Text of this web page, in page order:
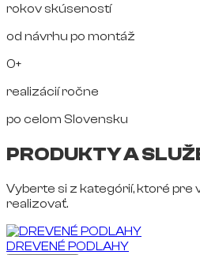
rokov skúseností
od návrhu po montáž
0+
realizácií ročne
po celom Slovensku
PRODUKTY A
Vyberte si z kategórií, ktoré pre
realizovať.
DREVENÉ PODLAHY